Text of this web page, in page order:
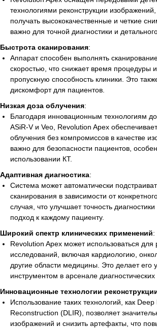
технологиями реконструкции
получать высококачественные и четкие
важно для точной диагностики и
Быстрота сканирования:
Аппарат способен выполнять
скоростью, что снижает время процедуры
пропускную способность клиники. Это
дискомфорт для пациентов.
Низкая доза облучения:
Благодаря инновационным технологиям
ASiR-V и Veo, Revolution Apex
облучения без компромиссов в качестве
важно для безопасности пациентов,
использовании КТ.
Адаптивная диагностика:
Система может автоматически
сканирования в зависимости от
случая, что улучшает точность
подход к каждому пациенту.
Широкий спектр клинических применений:
Revolution Apex может использоваться для
исследований, включая кардиологию,
другие области медицины. Это делает его
инструментом в арсенале диагностических
Инновационные технологии
Использование таких технологий, как
Reconstruction (DLIR), позволяет
изображений и снизить артефакты, что